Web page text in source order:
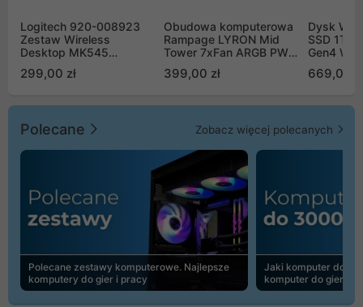
Logitech 920-008923
Zestaw Wireless
Desktop MK545
299,00 zł
Obudowa komputerowa
Rampage LYRON Mid
Tower 7xFan ARGB PWM
399,00 zł
Dysk WD
SSD 1TB
Gen4
669,00
Polecane Zobacz więcej polecanych
Polecane zestawy komputerowe. Najlepsze
komputery do gier i pracy
Jaki komputer do
komputer do gier |